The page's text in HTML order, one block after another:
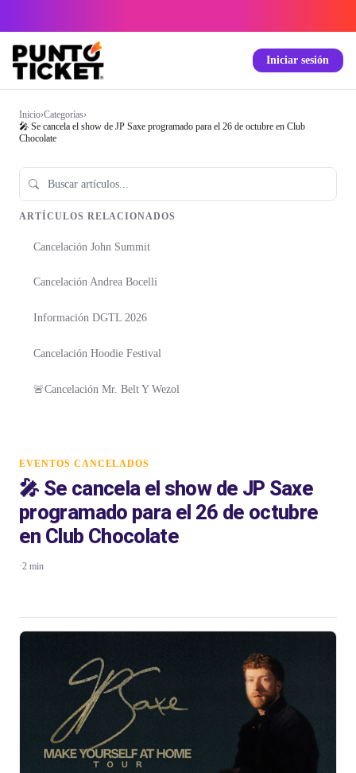
Iniciar sesión
Inicio›Categorías›
🎤 Se cancela el show de JP Saxe programado para el 26 de octubre en Club
Chocolate
ARTÍCULOS RELACIONADOS
Cancelación John Summit
Cancelación Andrea Bocelli
Información DGTL 2026
Cancelación Hoodie Festival
🚨Cancelación Mr. Belt Y Wezol
EVENTOS CANCELADOS
🎤 Se cancela el show de JP Saxe
programado para el 26 de octubre
en Club Chocolate
·2 min